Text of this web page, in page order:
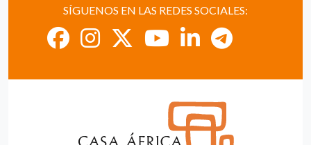
SÍGUENOS EN LAS REDES SOCIALES: